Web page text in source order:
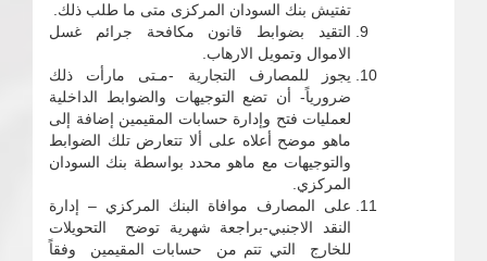
تفتيش بنك السودان المركزى متى ما طلب ذلك.
التقيد بضوابط قانون مكافحة جرائم غسل
الاموال وتمويل الارهاب.
يجوز للمصارف التجارية -مـتى مارأت ذلك
ضرورياً- أن تضع التوجيهات والضوابط الداخلية
لعمليات فتح وإدارة حسابات المقيمين إضافة إلى
ماهو موضح أعلاه على ألا تتعارض تلك الضوابط
والتوجيهات مع ماهو محدد بواسطة بنك السودان
المركزي.
على المصارف موافاة البنك المركزي – إدارة
النقد الاجنبي-براجعة شهرية توضح التحويلات
للخارج التي تتم من حسابات المقيمين وفقاً